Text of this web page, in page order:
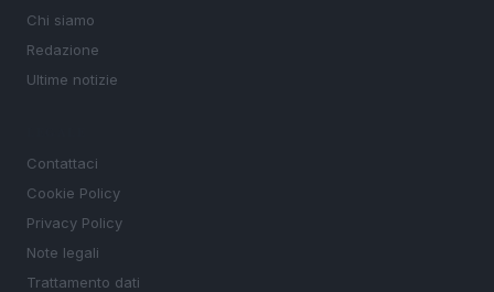
Chi siamo
Redazione
Ultime notizie
Contattaci
Cookie Policy
Privacy Policy
Note legali
Trattamento dati